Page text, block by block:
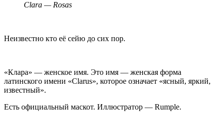
Clara — Rosas
Неизвестно кто её сейю до сих пор.
«Клара» — женское имя. Это имя — женская форма
латинского имени «Clarus», которое означает «ясный, яркий,
известный».
Есть официальный маскот. Иллюстратор — Rumple.